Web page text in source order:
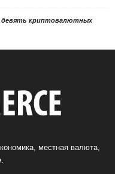
девять криптовалютных
местная валюта,